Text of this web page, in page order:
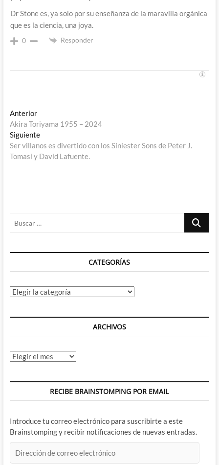
Dr Stone es, ya solo por su enseñanza de la maravilla orgánica
que es la ciencia, una joya.
0 Responder
Navegación
de
entradas
AnteriorEntrada
anterior:
Akira Toriyama 1955 – 2024
SiguienteEntrada
siguiente:
Ser villanos es divertido con los Siniester Sons de Peter J.
Tomasi y David Lafuente.
Buscar
CATEGORÍAS
Categorías
ARCHIVOS
Archivos
RECIBE BRAINSTOMPING POR EMAIL
Introduce tu correo electrónico para suscribirte a este
Brainstomping y recibir notificaciones de nuevas entradas.
de